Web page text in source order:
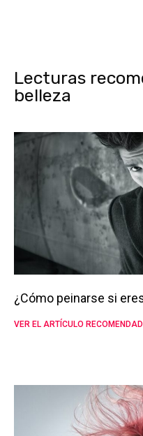
Lecturas
belleza
¿Cómo peinarse si
VER EL ARTÍCULO